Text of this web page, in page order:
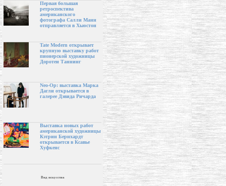
Первая большая
ретроспектива
американского
фотографа Салли Манн
отправляется в Хьюстон
Tate Modern открывает
крупную выставку работ
пионерской художницы
Доротеи Таннинг
Neo-Op: выставка Марка
Дагли открывается в
галерее Дэвида Ричарда
Выставка новых работ
американской художницы
Кэтрин Бернхардт
открывается в Ксавье
Хуфкенс
Вид искусства